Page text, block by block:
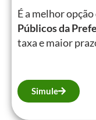
É a melhor
Públicos da
taxa e maior
Simule